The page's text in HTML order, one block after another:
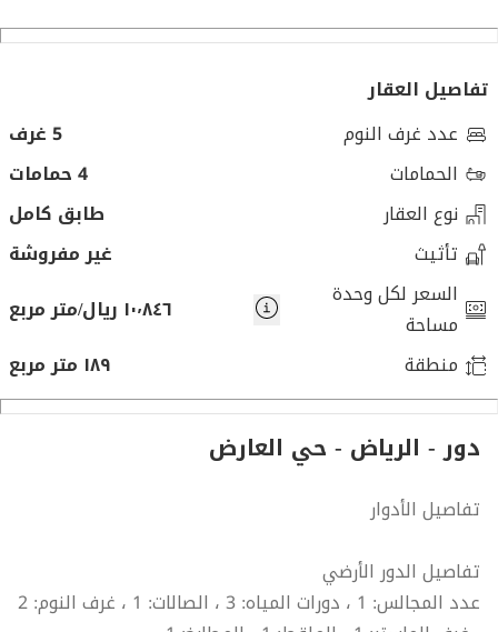
تفاصيل العقار
عدد غرف النوم
5 غرف
الحمامات
4 حمامات
نوع العقار
طابق كامل
تأثيث
غير مفروشة
السعر لكل وحدة
مساحة
١٠٬٨٤٦ ريال/متر مربع
منطقة
١٨٩ متر مربع
دور - الرياض - حي العارض
تفاصيل الأدوار
تفاصيل الدور الأرضي
عدد المجالس: 1 ، دورات المياه: 3 ، الصالات: 1 ، غرف النوم: 2